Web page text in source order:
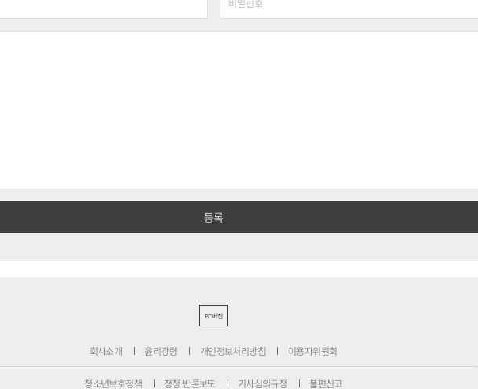
PC버전
회사소개 윤리강령 개인정보처리방침 이용자위원회
청소년보호정책 정정·반론보도 기사심의규정 불편신고